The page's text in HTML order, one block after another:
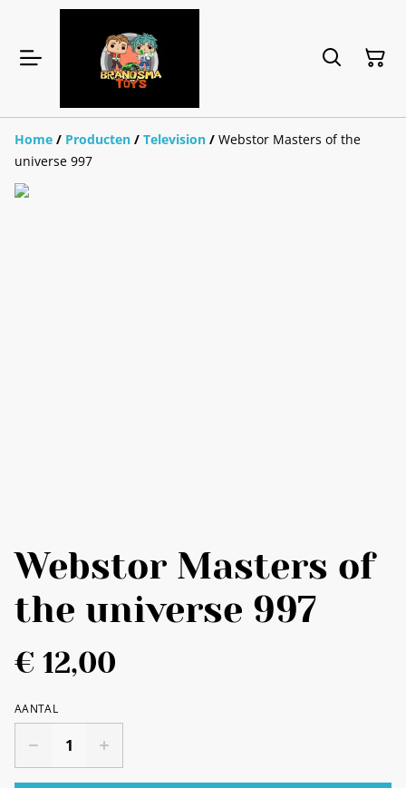
Home / Producten / Television / Webstor Masters of the
universe 997
Webstor Masters of
the universe 997
€ 12,00
AANTAL